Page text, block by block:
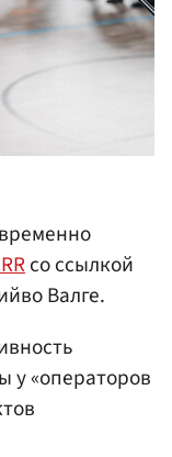
временно
со ссылкой
Валге.
у «операторов